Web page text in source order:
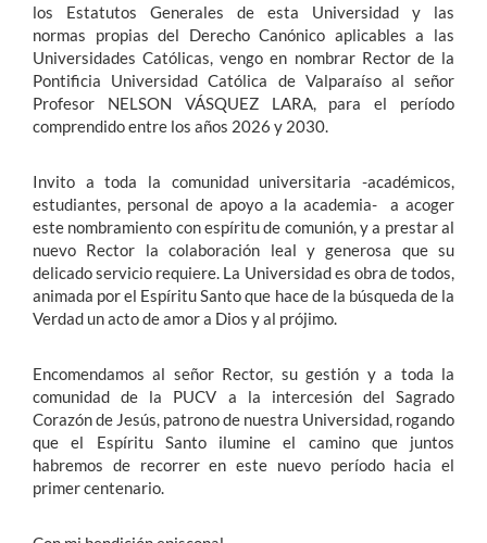
los Estatutos Generales de esta Universidad y las
normas propias del Derecho Canónico aplicables a las
Universidades Católicas, vengo en nombrar Rector de la
Pontificia Universidad Católica de Valparaíso al señor
Profesor NELSON VÁSQUEZ LARA, para el período
comprendido entre los años 2026 y 2030.
Invito a toda la comunidad universitaria -académicos,
estudiantes, personal de apoyo a la academia- a acoger
este nombramiento con espíritu de comunión, y a prestar al
nuevo Rector la colaboración leal y generosa que su
delicado servicio requiere. La Universidad es obra de todos,
animada por el Espíritu Santo que hace de la búsqueda de la
Verdad un acto de amor a Dios y al prójimo.
Encomendamos al señor Rector, su gestión y a toda la
comunidad de la PUCV a la intercesión del Sagrado
Corazón de Jesús, patrono de nuestra Universidad, rogando
que el Espíritu Santo ilumine el camino que juntos
habremos de recorrer en este nuevo período hacia el
primer centenario.